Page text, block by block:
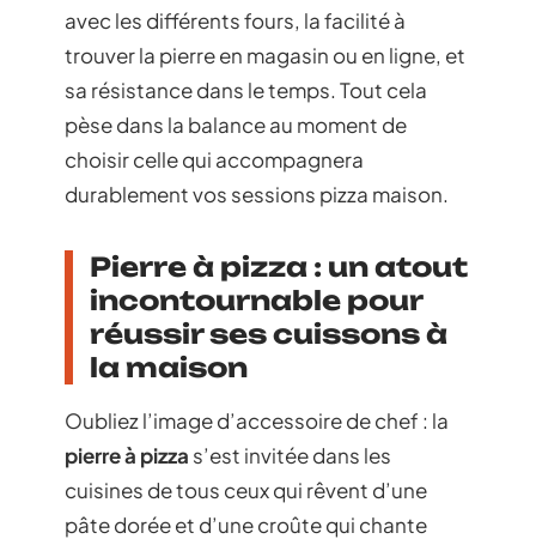
avec les différents fours, la facilité à
trouver la pierre en magasin ou en ligne, et
sa résistance dans le temps. Tout cela
pèse dans la balance au moment de
choisir celle qui accompagnera
durablement vos sessions pizza maison.
Pierre à pizza : un atout
incontournable pour
réussir ses cuissons à
la maison
Oubliez l’image d’accessoire de chef : la
pierre à pizza s’est invitée dans les
cuisines de tous ceux qui rêvent d’une
pâte dorée et d’une croûte qui chante